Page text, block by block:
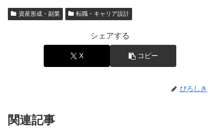
資産形成・副業 転職・キャリア設計
シェアする
X コピー
ぴろしき
関連記事